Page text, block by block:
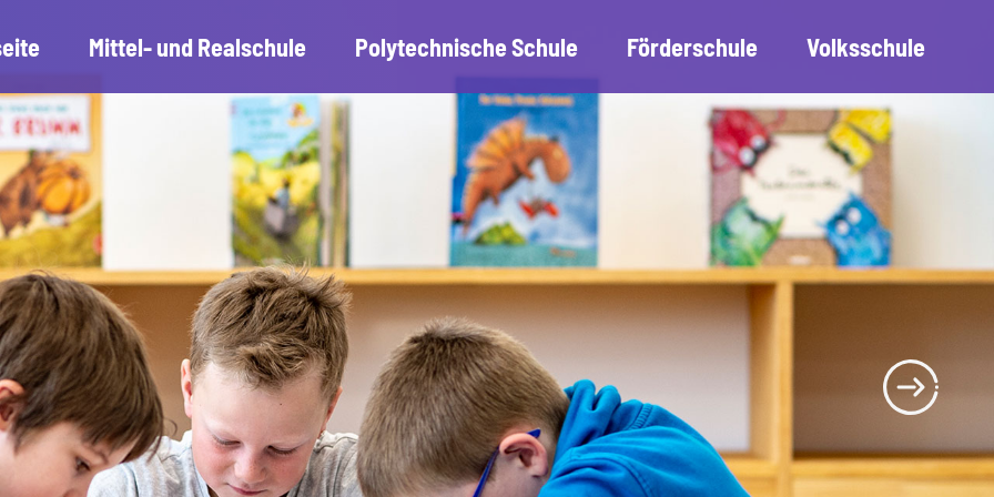
Mittel- und Realschule Polytechnische Schule Förderschule Volksschule